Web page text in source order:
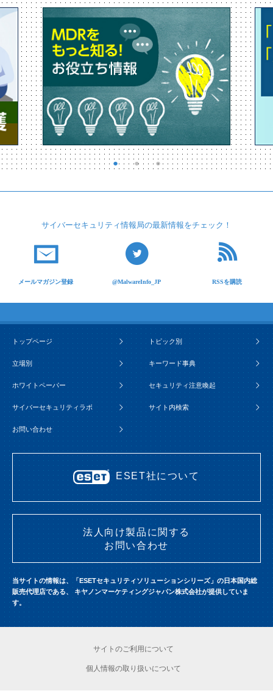
サイバーセキュリティ情報局の最新情報をチェック！
メールマガジン登録 @MalwareInfo_JP RSSを購読
トップページ トピック別
立場別 キーワード事典
ホワイトペーパー セキュリティ注意喚起
サイバーセキュリティラボ サイト内検索
お問い合わせ
ESET社について
法人向け製品に関する
お問い合わせ
当サイトの情報は、「ESETセキュリティソリューションシリーズ」の日本国内総
販売代理店である、 キヤノンマーケティングジャパン株式会社が提供していま
す。
サイトのご利用について
個人情報の取り扱いについて